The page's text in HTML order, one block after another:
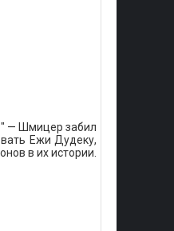
— Шмицер забил
Ежи Дудеку,
в их истории.